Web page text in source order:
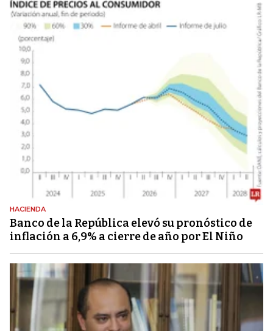
HACIENDA
Banco de la República elevó su pronóstico de
inflación a 6,9% a cierre de año por El Niño